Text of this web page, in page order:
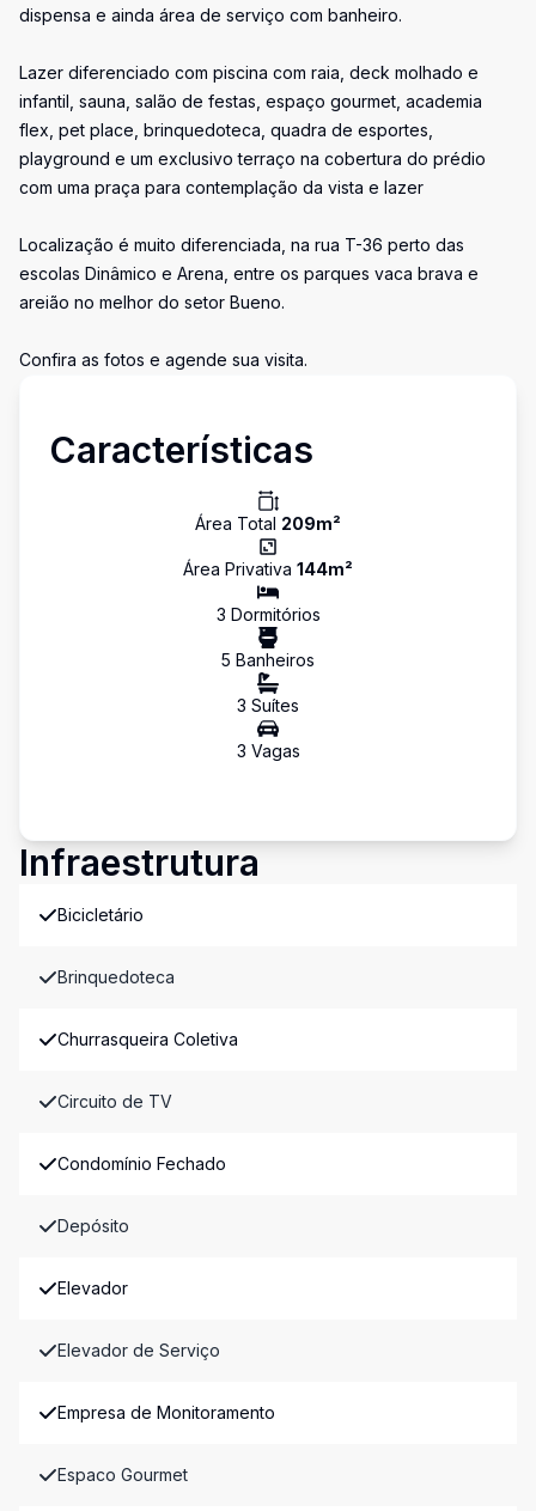
dispensa e ainda área de serviço com banheiro.
Lazer diferenciado com piscina com raia, deck molhado e
infantil, sauna, salão de festas, espaço gourmet, academia
flex, pet place, brinquedoteca, quadra de esportes,
playground e um exclusivo terraço na cobertura do prédio
com uma praça para contemplação da vista e lazer
Localização é muito diferenciada, na rua T-36 perto das
escolas Dinâmico e Arena, entre os parques vaca brava e
areião no melhor do setor Bueno.
Confira as fotos e agende sua visita.
Características
Área Total 209m²
Área Privativa 144m²
3 Dormitórios
5 Banheiros
3 Suítes
3 Vagas
Infraestrutura
Bicicletário
Brinquedoteca
Churrasqueira Coletiva
Circuito de TV
Condomínio Fechado
Depósito
Elevador
Elevador de Serviço
Empresa de Monitoramento
Espaco Gourmet